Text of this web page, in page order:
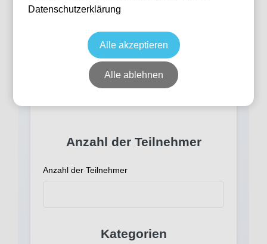
Tickets anfragen
Füllen Sie das untenstehende Formular aus und wir
melden uns bei Ihnen mit Preisen und Verfügbarkeit.
Anzahl der Teilnehmer
Anzahl der Teilnehmer
Kategorien
Datenschutzerklärung
Alle akzeptieren
Alle ablehnen